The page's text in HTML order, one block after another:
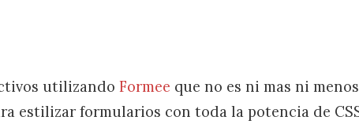
utilizando Formee que no es ni mas ni
estilizar formularios con toda la potencia de